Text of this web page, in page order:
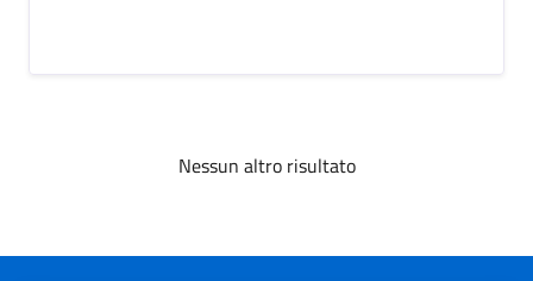
Nessun altro risultato